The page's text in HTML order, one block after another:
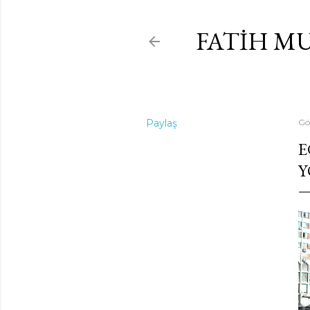
FATIH
Paylaş